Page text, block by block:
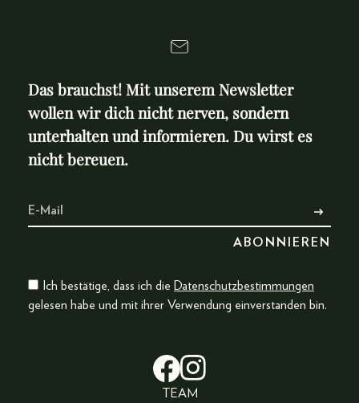
Das brauchst! Mit unserem Newsletter
wollen wir dich nicht nerven, sondern
unterhalten und informieren. Du wirst es
nicht bereuen.
Ich bestätige, dass ich die Datenschutzbestimmungen
gelesen habe und mit ihrer Verwendung einverstanden bin.
TEAM